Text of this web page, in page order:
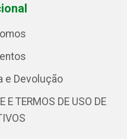
e Devolução
E TERMOS DE USO DE